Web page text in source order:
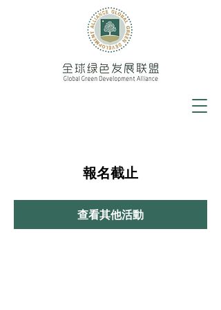
報名截止
查看其他活動